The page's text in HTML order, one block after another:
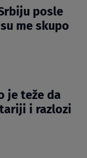
posle
me skupo
je teže da
i razlozi